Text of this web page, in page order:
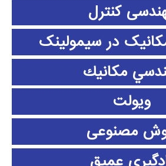
کنترل
در سیمولینک
مكانيك
ویولت
مصنوعی
عمیق